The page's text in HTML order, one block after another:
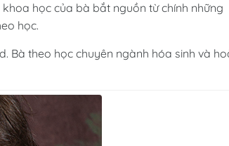
học của bà bắt nguồn từ chính những
học.
Bà theo học chuyên ngành hóa sinh và